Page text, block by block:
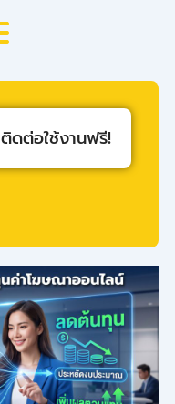
ติดต่อใช้งานฟรี!